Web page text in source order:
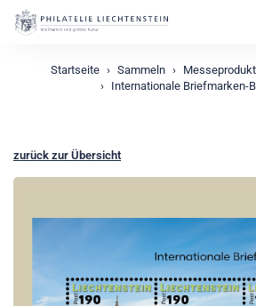
Startseite Sammeln
Internationale Briefmarken-
zurück zur Übersicht